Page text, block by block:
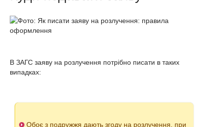
В ЗАГС заяву на розлучення потрібно писати в таких
випадках:
Обоє з подружжя дають згоду на розлучення, при